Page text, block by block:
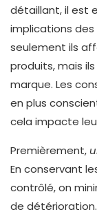
détaillant, il est
implications des
seulement ils
produits, mais
marque. Les
en plus
cela impacte
Premièrement,
En conservant
contrôlé, on
de